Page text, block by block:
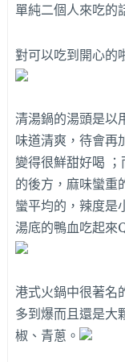
單純二個人來吃的
對可以吃到開心的
清湯鍋的湯頭是以
味道清爽，待會再
變得很鮮甜好喝
的後方，麻味蠻重
蠻平均的，辣度是
湯底的鴨血吃起來
港式火鍋中很著名
多到爆而且還是大
椒、青蔥。